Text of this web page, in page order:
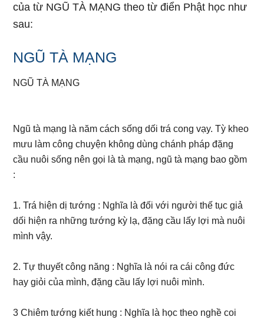
của từ NGŨ TÀ MẠNG theo từ điển Phật học như
sau:
NGŨ TÀ MẠNG
NGŨ TÀ MẠNG
Ngũ tà mạng là năm cách sống dối trá cong vạy. Tỳ kheo
mưu làm công chuyện không dùng chánh pháp đặng
cầu nuôi sống nên gọi là tà mạng, ngũ tà mạng bao gồm
:
1. Trá hiện dị tướng : Nghĩa là đối với người thế tục giả
dối hiện ra những tướng kỳ lạ, đặng cầu lấy lợi mà nuôi
mình vậy.
2. Tự thuyết công năng : Nghĩa là nói ra cái công đức
hay giỏi của mình, đặng cầu lấy lợi nuôi mình.
3 Chiêm tướng kiết hung : Nghĩa là học theo nghề coi